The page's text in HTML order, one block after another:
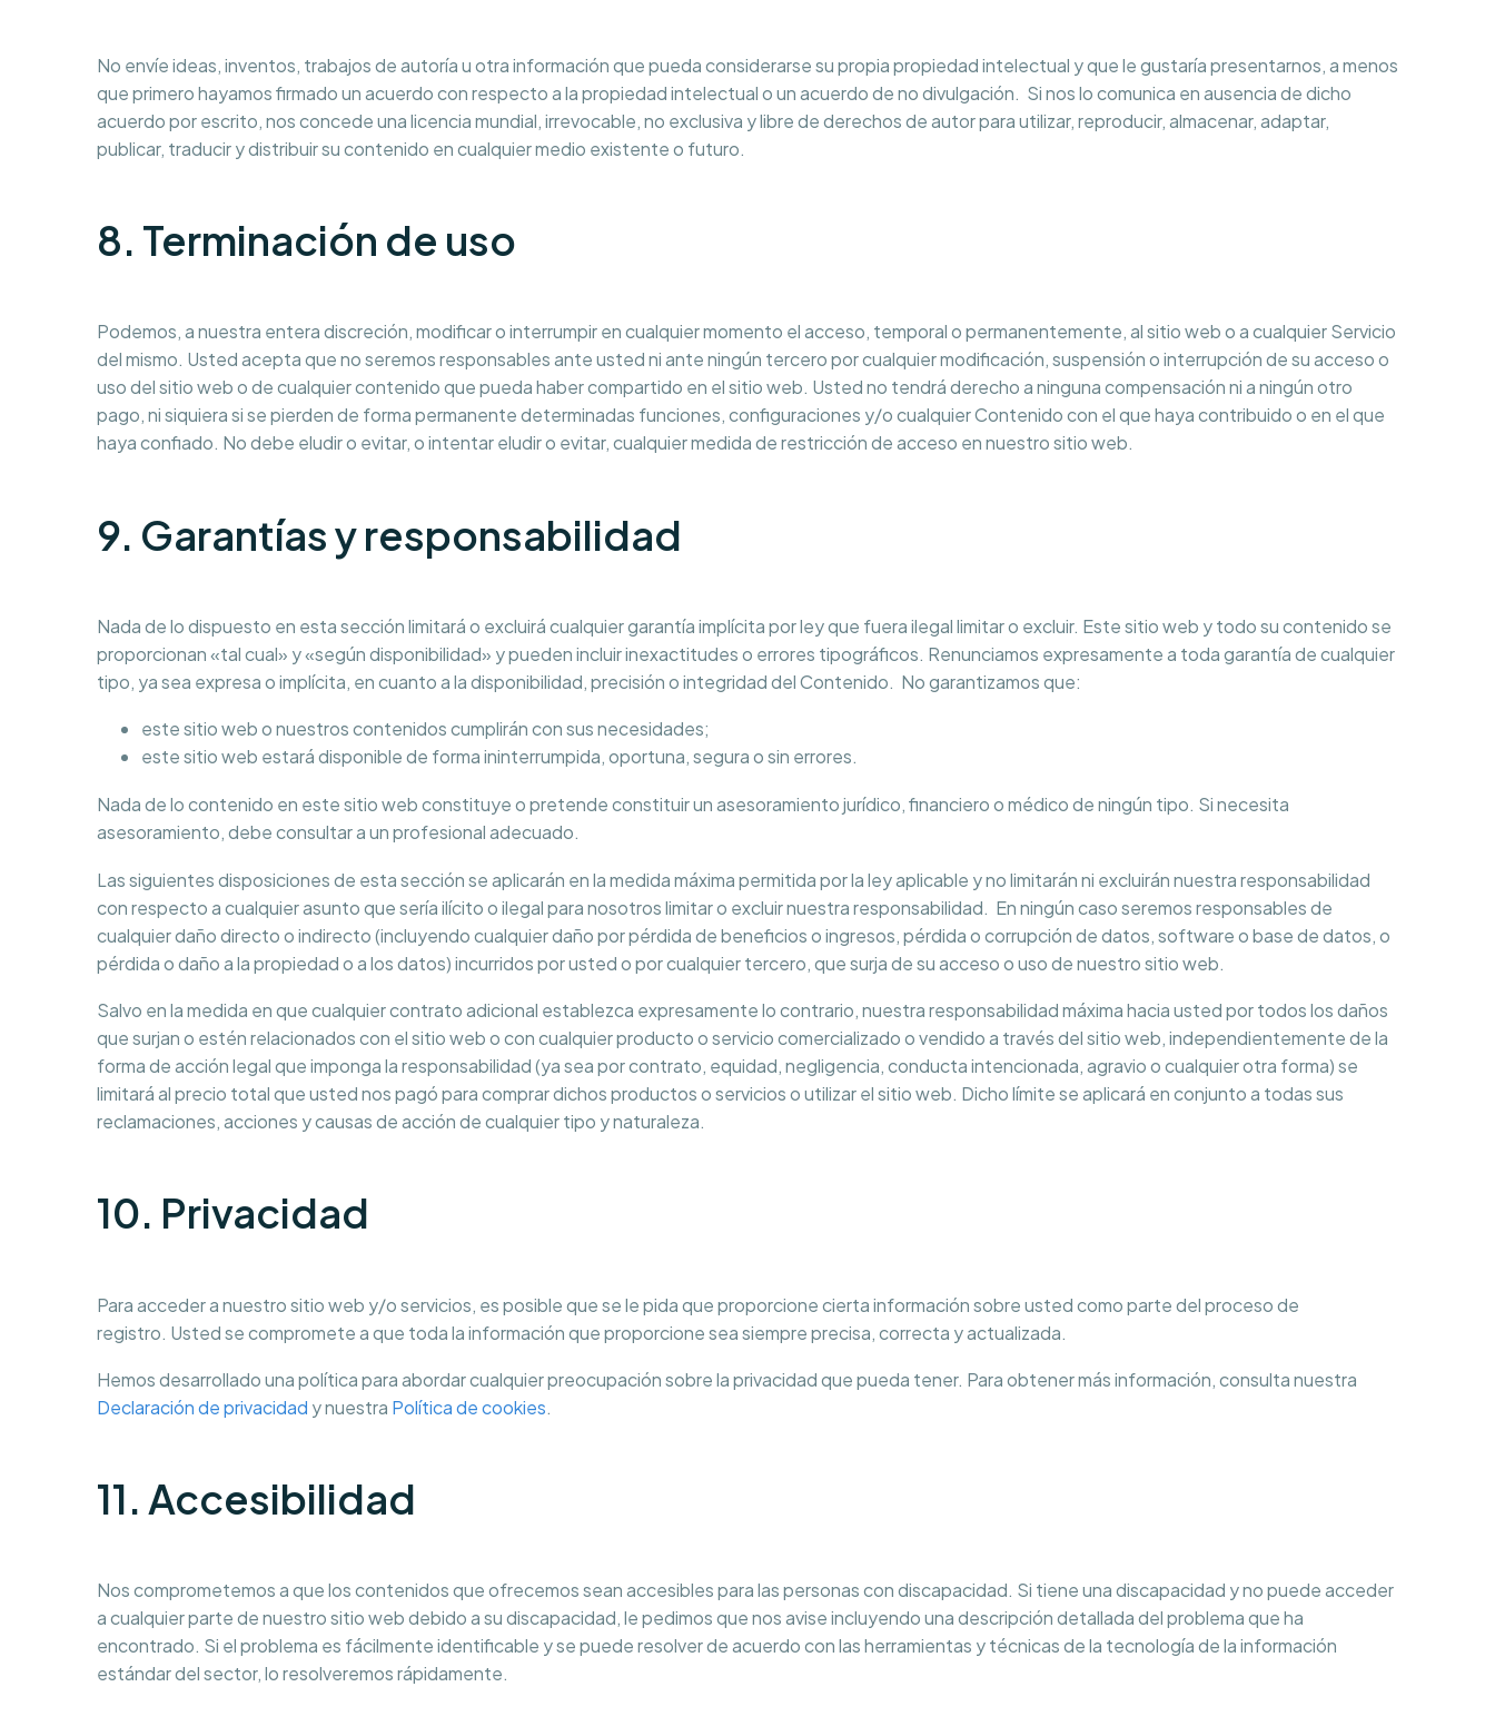
No envíe ideas, inventos, trabajos de autoría u otra información que pueda considerarse su propia propiedad intelectual y que le gustaría presentarnos, a menos
que primero hayamos firmado un acuerdo con respecto a la propiedad intelectual o un acuerdo de no divulgación. Si nos lo comunica en ausencia de dicho
acuerdo por escrito, nos concede una licencia mundial, irrevocable, no exclusiva y libre de derechos de autor para utilizar, reproducir, almacenar, adaptar,
publicar, traducir y distribuir su contenido en cualquier medio existente o futuro.
8. Terminación de uso
Podemos, a nuestra entera discreción, modificar o interrumpir en cualquier momento el acceso, temporal o permanentemente, al sitio web o a cualquier Servicio
del mismo. Usted acepta que no seremos responsables ante usted ni ante ningún tercero por cualquier modificación, suspensión o interrupción de su acceso o
uso del sitio web o de cualquier contenido que pueda haber compartido en el sitio web. Usted no tendrá derecho a ninguna compensación ni a ningún otro
pago, ni siquiera si se pierden de forma permanente determinadas funciones, configuraciones y/o cualquier Contenido con el que haya contribuido o en el que
haya confiado. No debe eludir o evitar, o intentar eludir o evitar, cualquier medida de restricción de acceso en nuestro sitio web.
9. Garantías y responsabilidad
Nada de lo dispuesto en esta sección limitará o excluirá cualquier garantía implícita por ley que fuera ilegal limitar o excluir. Este sitio web y todo su contenido se
proporcionan «tal cual» y «según disponibilidad» y pueden incluir inexactitudes o errores tipográficos. Renunciamos expresamente a toda garantía de cualquier
tipo, ya sea expresa o implícita, en cuanto a la disponibilidad, precisión o integridad del Contenido. No garantizamos que:
este sitio web o nuestros contenidos cumplirán con sus necesidades;
este sitio web estará disponible de forma ininterrumpida, oportuna, segura o sin errores.
Nada de lo contenido en este sitio web constituye o pretende constituir un asesoramiento jurídico, financiero o médico de ningún tipo. Si necesita
asesoramiento, debe consultar a un profesional adecuado.
Las siguientes disposiciones de esta sección se aplicarán en la medida máxima permitida por la ley aplicable y no limitarán ni excluirán nuestra responsabilidad
con respecto a cualquier asunto que sería ilícito o ilegal para nosotros limitar o excluir nuestra responsabilidad. En ningún caso seremos responsables de
cualquier daño directo o indirecto (incluyendo cualquier daño por pérdida de beneficios o ingresos, pérdida o corrupción de datos, software o base de datos, o
pérdida o daño a la propiedad o a los datos) incurridos por usted o por cualquier tercero, que surja de su acceso o uso de nuestro sitio web.
Salvo en la medida en que cualquier contrato adicional establezca expresamente lo contrario, nuestra responsabilidad máxima hacia usted por todos los daños
que surjan o estén relacionados con el sitio web o con cualquier producto o servicio comercializado o vendido a través del sitio web, independientemente de la
forma de acción legal que imponga la responsabilidad (ya sea por contrato, equidad, negligencia, conducta intencionada, agravio o cualquier otra forma) se
limitará al precio total que usted nos pagó para comprar dichos productos o servicios o utilizar el sitio web. Dicho límite se aplicará en conjunto a todas sus
reclamaciones, acciones y causas de acción de cualquier tipo y naturaleza.
10. Privacidad
Para acceder a nuestro sitio web y/o servicios, es posible que se le pida que proporcione cierta información sobre usted como parte del proceso de
registro. Usted se compromete a que toda la información que proporcione sea siempre precisa, correcta y actualizada.
Hemos desarrollado una política para abordar cualquier preocupación sobre la privacidad que pueda tener. Para obtener más información, consulta nuestra
Declaración de privacidad y nuestra Política de cookies.
11. Accesibilidad
Nos comprometemos a que los contenidos que ofrecemos sean accesibles para las personas con discapacidad. Si tiene una discapacidad y no puede acceder
a cualquier parte de nuestro sitio web debido a su discapacidad, le pedimos que nos avise incluyendo una descripción detallada del problema que ha
encontrado. Si el problema es fácilmente identificable y se puede resolver de acuerdo con las herramientas y técnicas de la tecnología de la información
estándar del sector, lo resolveremos rápidamente.